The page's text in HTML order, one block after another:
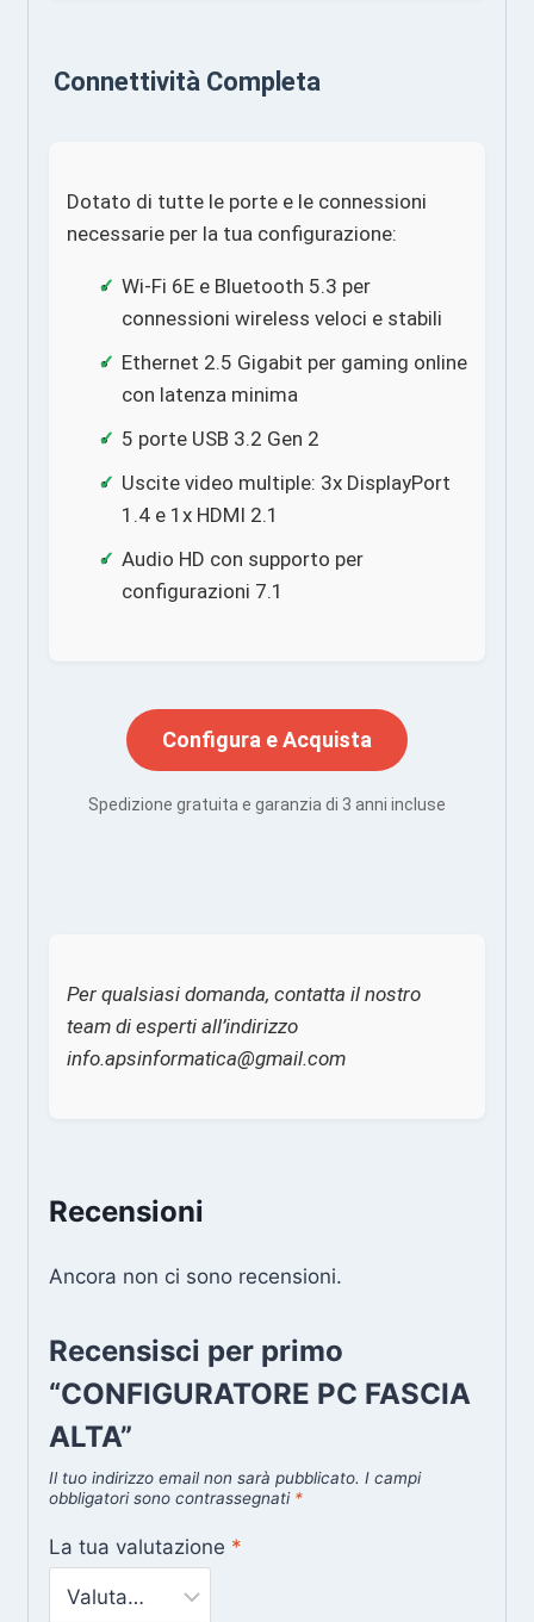
Connettività Completa
Dotato di tutte le porte e le connessioni
necessarie per la tua configurazione:
Wi-Fi 6E e Bluetooth 5.3 per
connessioni wireless veloci e stabili
Ethernet 2.5 Gigabit per gaming online
con latenza minima
5 porte USB 3.2 Gen 2
Uscite video multiple: 3x DisplayPort
1.4 e 1x HDMI 2.1
Audio HD con supporto per
configurazioni 7.1
Configura e Acquista
Spedizione gratuita e garanzia di 3 anni incluse
Per qualsiasi domanda, contatta il nostro
team di esperti all’indirizzo
info.apsinformatica@gmail.com
Recensioni
Ancora non ci sono recensioni.
Recensisci per primo
“CONFIGURATORE PC FASCIA
ALTA”
Il tuo indirizzo email non sarà pubblicato. I campi
obbligatori sono contrassegnati *
La tua valutazione *